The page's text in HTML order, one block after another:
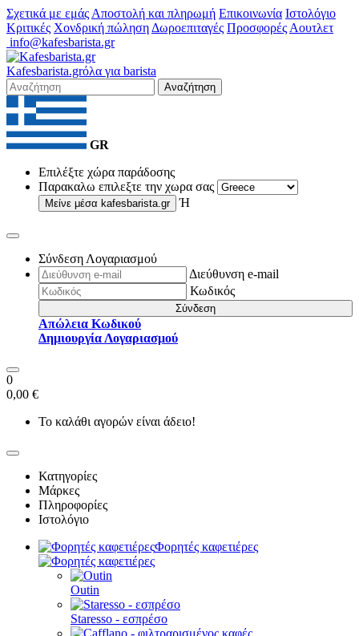
Σχετικά με εμάς Αποστολή και πληρωμή Επικοινωνία Ιστολόγιο
Κριτικές Χονδρική πώληση Δωροεπιταγές Προσφορές Αουτλετ
info@kafesbarista.gr
Kafesbarista.grόλα για barista
Αναζήτηση
GR
Επιλέξτε χώρα παράδοσης
Παρακαλω επιλεξτε την χωρα σας
Μείνε μέσα kafesbarista.gr Ή
Σύνδεση Λογαριασμού
Διεύθυνση e-mail
Κωδικός
Σύνδεση
Απώλεια Κωδικού
Δημιουργία Λογαριασμού
0
0,00 €
Το καλάθι αγορών είναι άδειο!
Κατηγορίες
Μάρκες
Πληροφορίες
Ιστολόγιο
Φορητές καφετιέρες
Outin
Staresso - εσπρέσο